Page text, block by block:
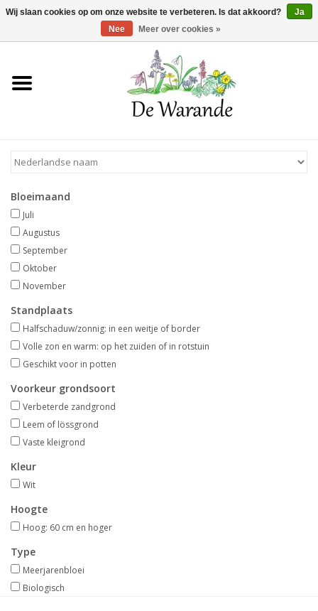
Winkelwagen >0 Artikelen - €0,00
Home
Voorjaarsbloeiers
Zomerbloeiers
Herfstbloeiers
Schaduwplanten
Aanbiedingen
Bodemverbetering
Overige producten
Advies
Onze tuinen!
Sterke Bollen Dagen
Nieuws
Bloeimaand
Juli
Augustus
September
Oktober
November
Standplaats
Halfschaduw/zonnig: in een weitje of border
Volle zon en warm: op het zuiden of in rotstuin
Geschikt voor in potten
Voorkeur grondsoort
Verbeterde zandgrond
Leem of lössgrond
Vaste kleigrond
Kleur
Wit
Hoogte
Hoog: 60 cm en hoger
Type
Meerjarenbloei
Biologisch
Wij slaan cookies op om onze website te verbeteren. Is dat akkoord?
Ja
Nee
Meer over cookies »